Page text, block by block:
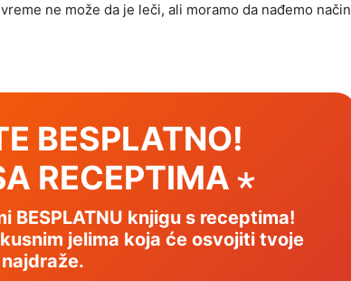
ne može da je leči, ali moramo da nađemo način
BESPLATNO!
RECEPTIMA ⋆
BESPLATNU knjigu s receptima!
jelima koja će osvojiti tvoje
najdraže.